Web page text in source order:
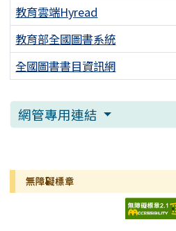
教育雲端Hyread
教育部全國圖書系統
全國圖書書目資訊網
網管專用連結
無障礙標章